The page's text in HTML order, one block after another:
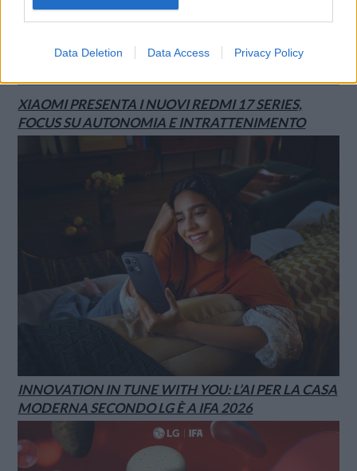
Data Deletion Data Access Privacy Policy
XIAOMI PRESENTA I NUOVI REDMI 17 SERIES,
FOCUS SU AUTONOMIA E INTRATTENIMENTO
INNOVATION IN TUNE WITH YOU: L’AI PER LA CASA
MODERNA SECONDO LG È A IFA 2026